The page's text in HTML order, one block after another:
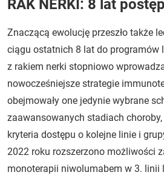
RAK NERKI: 8 lat
Znaczącą ewolucję przeszło także
ciągu ostatnich 8 lat do programów
z rakiem nerki stopniowo
nowocześniejsze strategie
obejmowały one jedynie wybrane
zaawansowanych stadiach
kryteria dostępu o kolejne linie i
2022 roku rozszerzono możliwości
monoterapii niwolumabem w 3. linii